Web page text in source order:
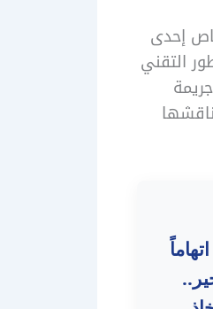
إحدى
التقني